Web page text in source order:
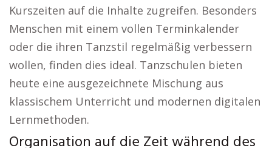
Kurszeiten auf die Inhalte zugreifen. Besonders
Menschen mit einem vollen Terminkalender
oder die ihren Tanzstil regelmäßig verbessern
wollen, finden dies ideal. Tanzschulen bieten
heute eine ausgezeichnete Mischung aus
klassischem Unterricht und modernen digitalen
Lernmethoden.
Organisation auf die Zeit während des